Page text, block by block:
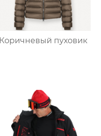
Коричневый пуховик